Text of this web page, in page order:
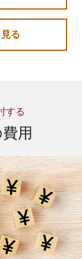
る
する
用